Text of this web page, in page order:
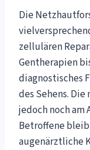
Die
zellulären
Gentherapien
diagnostisches
des Sehens.
jedoch noch am
Betroffene
augenärztliche